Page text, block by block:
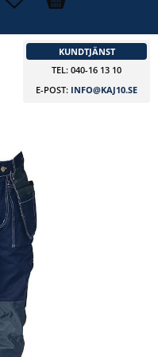
KUNDTJÄNST
TEL: 040-16 13 10
E-POST: INFO@KAJ10.SE